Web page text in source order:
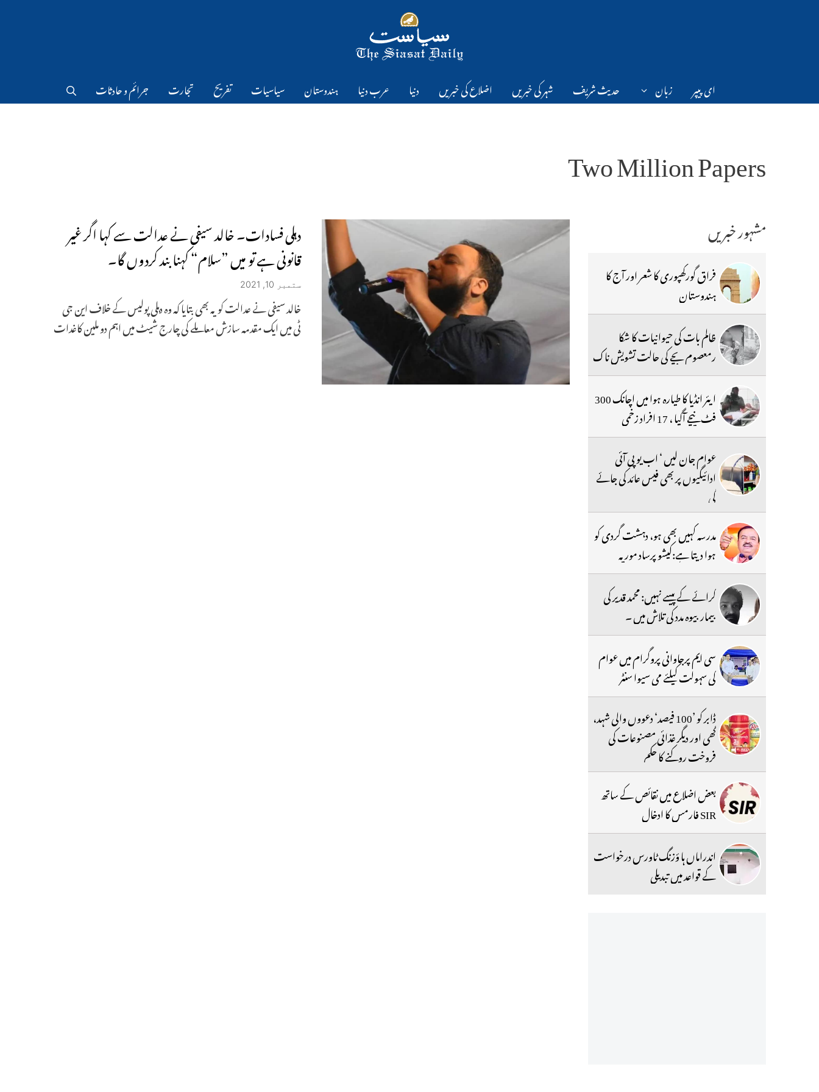
ای پیپر زبان حدیث شریف شہر کی خبریں اضلاع کی خبریں دنیا عرب دنیا ہندوستان سیاسیات تفریح تجارت جرائم و حادثات
Two Million Papers
دہلی فسادات۔ خالد سیفی نے عدالت سے کہا اگر غیر
قانونی ہے تو میں ”سلام“ کہنا بند کردوں گا۔
ستمبر 10, 2021
خالد سیفی نے عدالت کو یہ بھی بتایا کہ وہ دہلی پولیس کے خلاف این جی
ٹی میں ایک مقدمہ سازش معاملے کی چارج شیٹ میں اہم دو ملین کاغدات
مشہور خبریں
فراق گورکھپوری کا شعر اور آج کا
ہندوستان
ظالم بات کی حیوانیات کا شکا
رمعصوم بچے کی حالت تشویش ناک
ایئر انڈیا کا طیارہ ہوا میں اچانک 300
فٹ نیچے آگیا ، 17 افراد زخمی
عوام جان لیں ‘ اب یو پی آئی
ادائیگیوں پر بھی فیس عائد کی جائے
گی
مدرسہ کہیں بھی ہو، دہشت گردی کو
ہوا دیتا ہے:کیشو پرساد موریہ
کرائے کے پیسے نہیں: محمد قدیر کی
بیمار بیوہ مدد کی تلاش میں ۔
سی ایم پرجاوانی پروگرام میں عوام
کی سہولت کیلئے می سیوا سنٹر
ڈابر کو ’100 فیصد‘ دعووں والی شہد،
گھی اور دیگر غذائی مصنوعات کی
فروخت روکنے کا حکم
بعض اضلاع میں نقائص کے ساتھ
SIR فارمس کا ادخال
اندراماں ہا ؤزنگ ٹاورس درخواست
کے قواعد میں تبدیلی